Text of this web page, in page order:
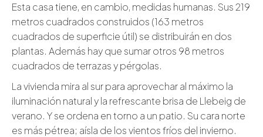
Esta casa tiene, en cambio, medidas humanas. Sus 219
metros cuadrados construidos (163 metros
cuadrados de superficie útil) se distribuirán en dos
plantas. Además hay que sumar otros 98 metros
cuadrados de terrazas y pérgolas.
La vivienda mira al sur para aprovechar al máximo la
iluminación natural y la refrescante brisa de Llebeig de
verano. Y se ordena en torno a un patio. Su cara norte
es más pétrea; aísla de los vientos fríos del invierno.